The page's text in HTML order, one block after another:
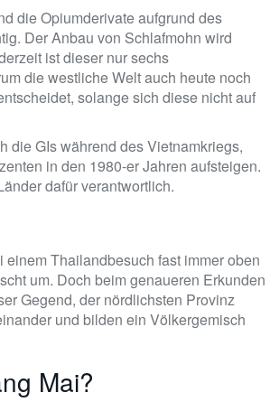
die Opiumderivate aufgrund des
Der Anbau von Schlafmohn wird
ist dieser nur sechs
die westliche Welt auch heute noch
solange sich diese nicht auf
die GIs während des Vietnamkriegs,
in den 1980-er Jahren aufsteigen.
dafür verantwortlich.
Thailandbesuch fast immer oben
um. Doch beim genaueren Erkunden
Gegend, der nördlichsten Provinz
und bilden ein Völkergemisch
Mai?